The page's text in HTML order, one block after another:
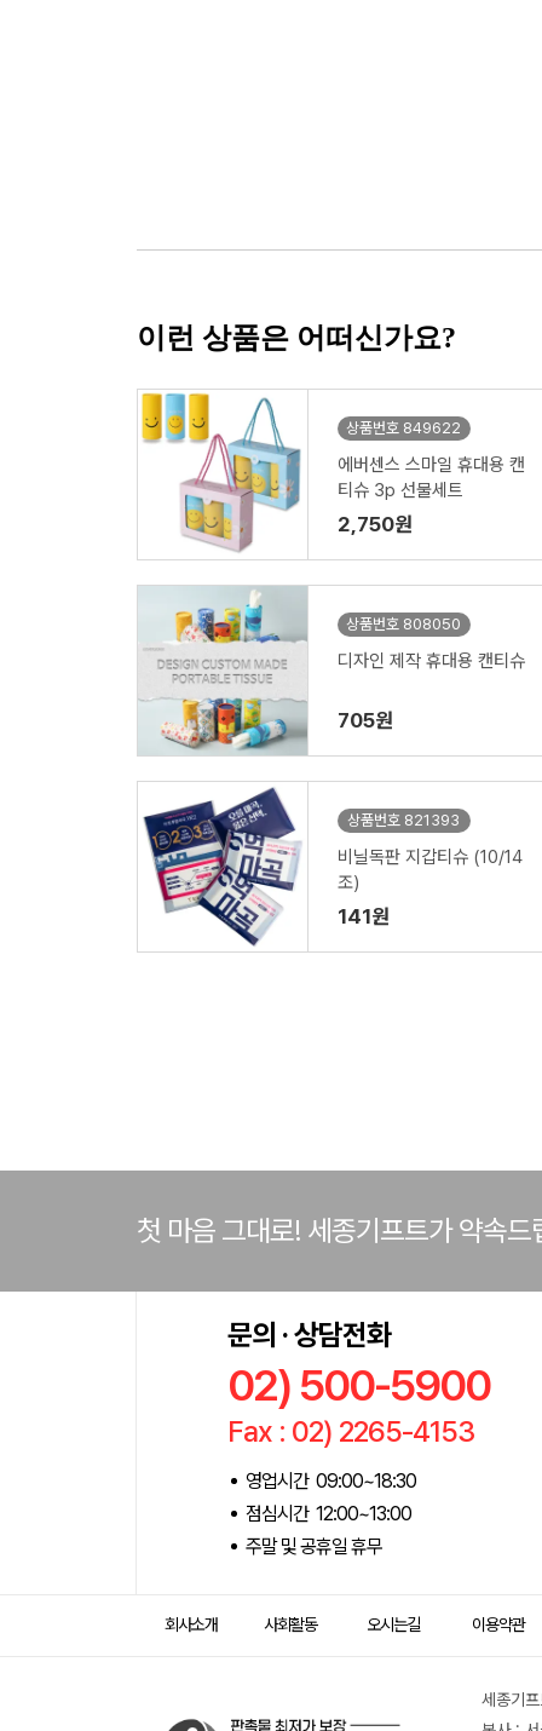
이런 상품은 어떠신가요?
상품번호 849622
에버센스 스마일 휴대용 캔
티슈 3p 선물세트
2,750원
상품번호 808050
디자인 제작 휴대용 캔티슈
705원
상품번호 821393
비닐독판 지갑티슈 (10/14
조)
141원
첫 마음 그대로! 세종기프트가 약속드
문의 · 상담전화
02) 500-5900
Fax : 02) 2265-4153
영업시간 09:00~18:30
점심시간 12:00~13:00
주말 및 공휴일 휴무
회사소개 사회활동 오시는길 이용약관
세종기